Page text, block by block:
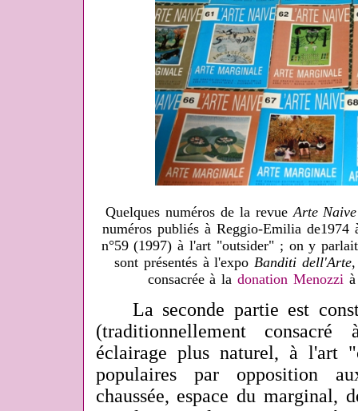
Quelques numéros de la revueArte Naive
numéros publiés à Reggio-Emilia
n°59 (1997) à l'art "outsider" ; on y
sont présentés à l'expoBanditi dell'Arte
consacrée à ladonation Menozzi
La seconde partie est
(traditionnellement
éclairage plus naturel, à l'art
populaires par opposition
chaussée, espace du marginal,